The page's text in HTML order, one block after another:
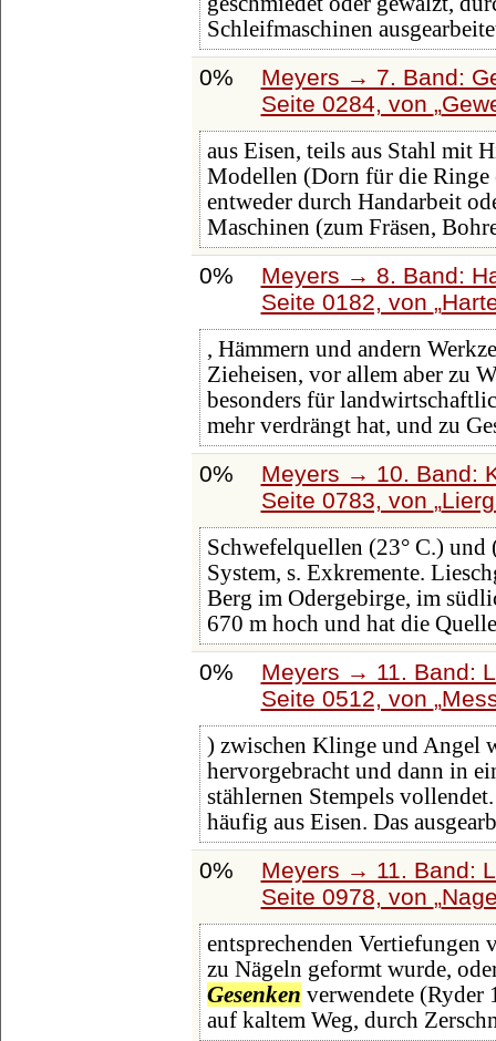
Schleifmaschinen
0%
Meyers → 7. Band:
Seite 0284, von
aus Eisen, teils aus Stahl mit
Modellen (Dorn für die Ringe
entweder durch Handarbeit
Maschinen (zum Fräsen,
0%
Meyers → 8. Band:
Seite 0182, von
, Hämmern und andern
Zieheisen, vor allem aber zu
besonders für
mehr verdrängt hat, und zu
0%
Meyers → 10. Band:
Seite 0783, von
Schwefelquellen (23° C.)
System, s. Exkremente.
Berg im Odergebirge, im
670 m hoch und hat die Quelle
0%
Meyers → 11. Band:
Seite 0512, von
) zwischen Klinge und Angel
hervorgebracht und dann in
stählernen Stempels
häufig aus Eisen. Das
0%
Meyers → 11. Band:
Seite 0978, von
entsprechenden Vertiefungen
zu Nägeln geformt wurde,
Gesenken verwendete
auf kaltem Weg, durch